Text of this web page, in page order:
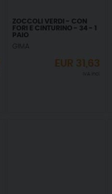
ZOCCOLI VERDI - CON
FORI E CINTURINO - 34 - 1
PAIO
GIMA
EUR 31,63
IVA incl.